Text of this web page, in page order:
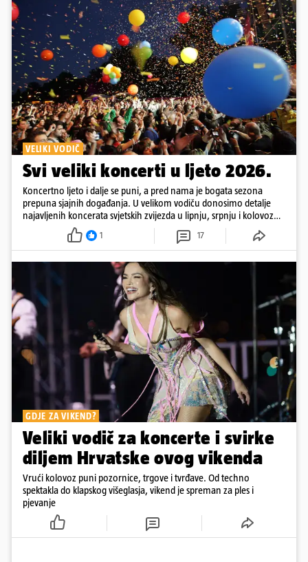
VELIKI VODIČ
Svi veliki koncerti u ljeto 2026.
Koncertno ljeto i dalje se puni, a pred nama je bogata sezona
prepuna sjajnih događanja. U velikom vodiču donosimo detalje
najavljenih koncerata svjetskih zvijezda u lipnju, srpnju i kolovozu
2026. godine.
1 17
GDJE ZA VIKEND?
Veliki vodič za koncerte i svirke
diljem Hrvatske ovog vikenda
Vrući kolovoz puni pozornice, trgove i tvrđave. Od techno
spektakla do klapskog višeglasja, vikend je spreman za ples i
pjevanje